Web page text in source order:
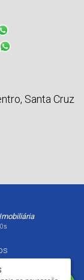
, Santa Cruz